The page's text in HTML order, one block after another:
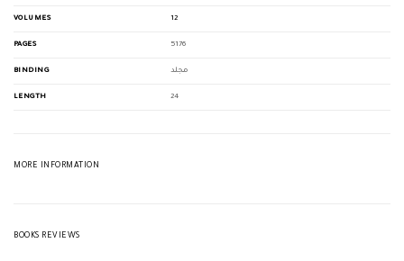
VOLUMES 12
PAGES 5176
BINDING مجلد
LENGTH 24
MORE INFORMATION
BOOKS REVIEWS